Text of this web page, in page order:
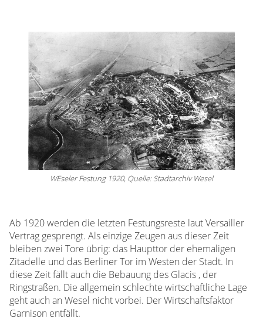
WEseler Festung 1920, Quelle: Stadtarchiv Wesel
Ab 1920 werden die letzten Festungsreste laut Versailler
Vertrag gesprengt. Als einzige Zeugen aus dieser Zeit
bleiben zwei Tore übrig: das Haupttor der ehemaligen
Zitadelle und das Berliner Tor im Westen der Stadt. In
diese Zeit fällt auch die Bebauung des Glacis , der
Ringstraßen. Die allgemein schlechte wirtschaftliche Lage
geht auch an Wesel nicht vorbei. Der Wirtschaftsfaktor
Garnison entfällt.